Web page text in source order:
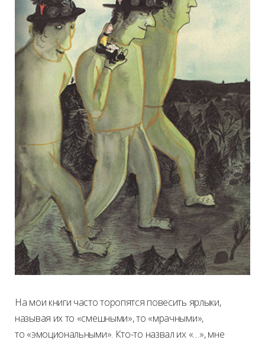
На мои книги часто торопятся повесить ярлыки,
называя их то «смешными», то «мрачными»,
то «эмоциональными». Кто-то назвал их «…», мне